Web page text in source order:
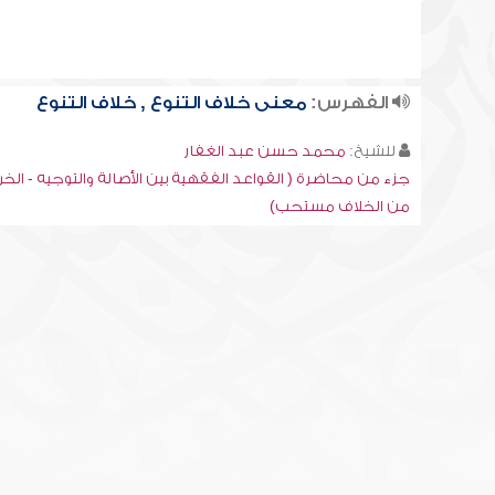
الفهرس:معنى خلاف التنوع , خلاف التنوع
للشيخ: محمد حسن عبد الغفار
جزء من محاضرة ( القواعد الفقهية بين الأصالة والتوجيه -
من الخلاف مستحب)